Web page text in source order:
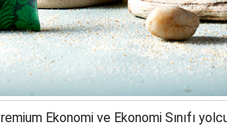
Ekonomi ve Ekonomi Sınıfı